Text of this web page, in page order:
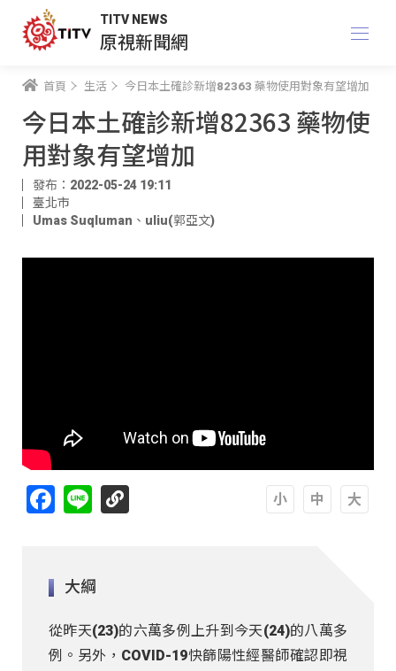
TITV NEWS
原視新聞網
首頁 生活 今日本土確診新增82363 藥物使用對象有望增加
今日本土確診新增82363 藥物使
用對象有望增加
發布：2022-05-24 19:11
臺北市
Umas Suqluman 、 uliu(郭亞文)
Facebook
Line
大綱
從昨天(23)的六萬多例上升到今天(24)的八萬多
例。另外，COVID-19快篩陽性經醫師確認即視